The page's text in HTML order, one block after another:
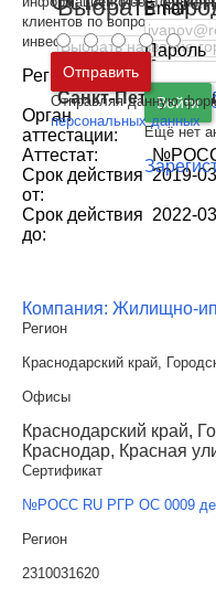
Выбрать
Москва и
Санкт-Петербург
Email
Пароль
Войти
Ещё нет
клиентов по вопросам
инвестирования....
Регион:
Орган
аттестации:
РГР
Аттестат:
№РОСС
Срок действия
от:
2019-
Срок действия
до:
2022-
Компания: Жилищно-
Регион
Краснодарский край,
Офисы
Краснодарский край,
Краснодар, Красная
Сертификат
№РОСС RU РГР ОС 0009
Регион
2310031620
Отправить
Отправляя данную
персональных данных